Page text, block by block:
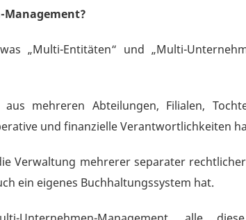
„Multi-Entitäten“ und „Multi-
mehreren Abteilungen, Filialen,
und finanzielle Verantwortlichkeiten
Verwaltung mehrerer separater
ein eigenes Buchhaltungssystem hat.